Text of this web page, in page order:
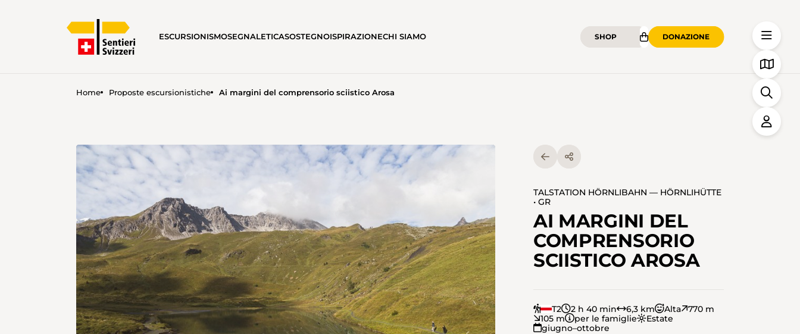
ESCURSIONISMOSEGNALETICASOSTEGNOISPIRAZIONECHI SIAMO SHOP DONAZIONE
Home Proposte escursionistiche Ai margini del comprensorio sciistico Arosa
TALSTATION HÖRNLIBAHN — HÖRNLIHÜTTE
• GR
AI MARGINI DEL
COMPRENSORIO
SCIISTICO AROSA
T2 2 h 40 min 6,3 km Alta
770 m
105 m
per le famiglie
Estate
giugno–ottobre